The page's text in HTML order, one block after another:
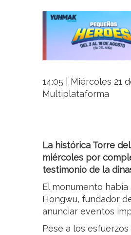
14:05 | Miércoles 21
Multiplataforma
La histórica Torre
miércoles por
testimonio de la
El monumento
Hongwu, fundador
anunciar eventos
Pese a los